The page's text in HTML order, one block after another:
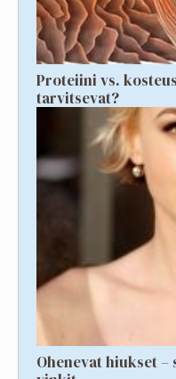
Proteiini vs.
tarvitsevat?
Ohenevat hiukset